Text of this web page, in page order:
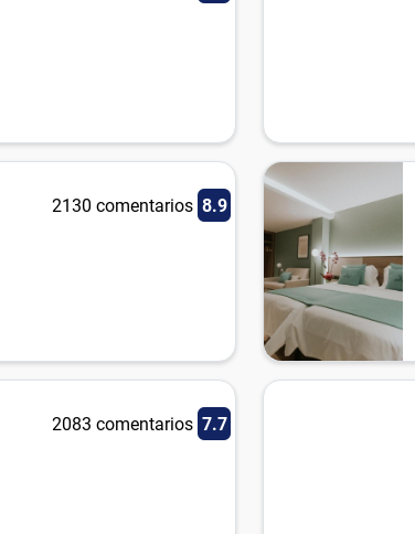
2130 comentarios 8.9
2083 comentarios 7.7